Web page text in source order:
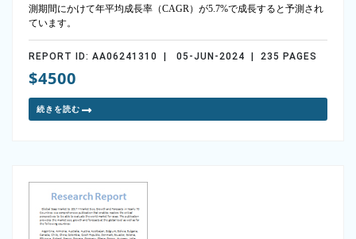
測期間にかけて年平均成長率（CAGR）が5.7%で成長すると予測され
ています。
REPORT ID: AA06241310 | 05-JUN-2024 | 235 PAGES
$4500
続きを読む